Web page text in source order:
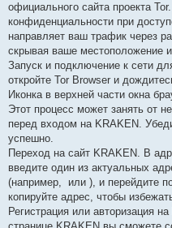
официального сайта проекта
конфиденциальности при
направляет ваш трафик через
скрывая ваше местоположение и
Запуск и подключение к сети
откройте Tor Browser и
Иконка в верхней части окна
Этот процесс может занять от
перед входом на KRAKEN.
успешно.
Переход на сайт KRAKEN. В
введите один из актуальных
(например,
или ), и перейдите
копируйте адрес, чтобы
Регистрация или авторизация